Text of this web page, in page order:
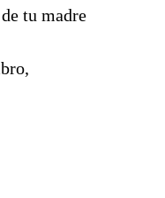
tu madre